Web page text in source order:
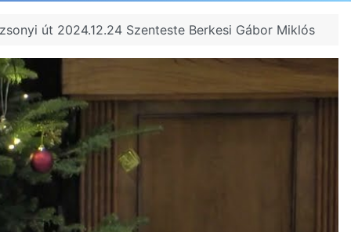
út 2024.12.24 Szenteste Berkesi Gábor Miklós